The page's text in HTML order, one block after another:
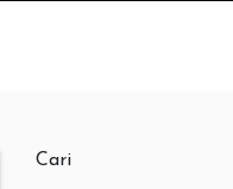
Cari